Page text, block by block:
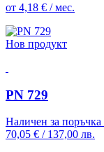
от 4,18 € / мес.
Нов продукт
PN 729
Наличен за поръчка
70,05 € / 137,00 лв.